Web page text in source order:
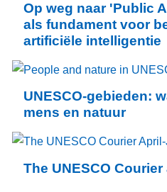
digitale kloof
taaldiversiteit
educatie voor
begijnhoven
Op weg naar 'Public
als fundament voor
artificiële intelligentie
UNESCO-gebieden:
mens en natuur
The UNESCO